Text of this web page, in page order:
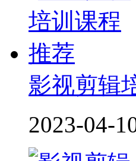
影视剪辑
2023-04-